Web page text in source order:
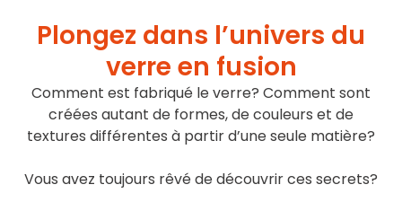
Plongez dans l’univers du
verre en fusion
Comment est fabriqué le verre? Comment sont
créées autant de formes, de couleurs et de
textures différentes à partir d’une seule matière?
Vous avez toujours rêvé de découvrir ces secrets?